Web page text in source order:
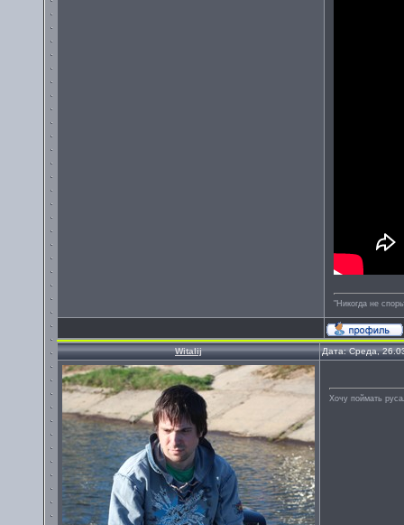
"Никогда не
Witalij Дата: Среда,
Хочу поймать